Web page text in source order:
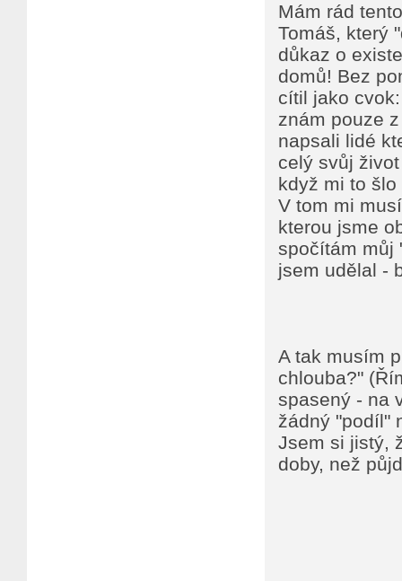
Mám rád
Tomáš, který
důkaz o
domů! Bez
cítil jako
znám pouze
napsali lidé
celý svůj
když mi to
V tom mi
kterou jsme
spočítám můj
jsem udělal -
A tak musím
chlouba?"
spasený - na
žádný "podíl"
Jsem si jistý,
doby, než